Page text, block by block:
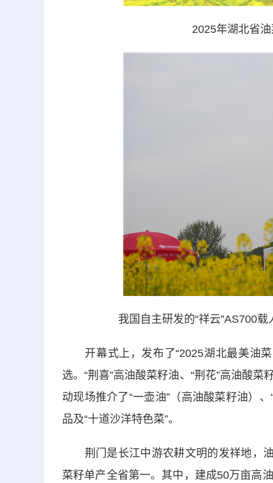
2025年湖北省
我国自主研发的“祥云”AS700
开幕式上，发布了“2025湖北最美油菜
选。“荆喜”高油酸菜籽油、“荆花”高油酸
动现场推介了“一壶油”（高油酸菜籽油）
品及“十道沙洋特色菜”。
荆门是长江中游农耕文明的发祥地，油
菜籽单产全省第一。其中，建成50万亩高